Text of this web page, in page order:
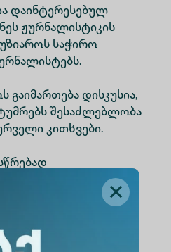
დაინტერესებულ
ჟურნალისტიკის
საჭირო
დისკუსია,
შესაძლებლობა
კითხვები.